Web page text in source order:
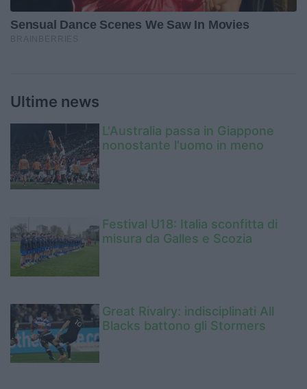
Ultime news
L'Australia passa in Giappone
nonostante l'uomo in meno
Festival U18: Italia sconfitta di
misura da Galles e Scozia
Great Rivalry: indisciplinati All
Blacks battono gli Stormers